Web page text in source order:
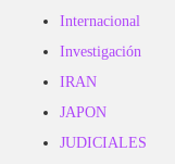
Internacional
Investigación
IRAN
JAPON
JUDICIALES